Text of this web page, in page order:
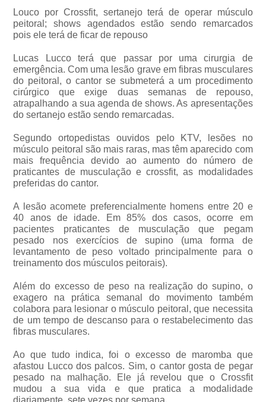
Louco por Crossfit, sertanejo terá de operar músculo
peitoral; shows agendados estão sendo remarcados
pois ele terá de ficar de repouso
Lucas Lucco terá que passar por uma cirurgia de
emergência. Com uma lesão grave em fibras musculares
do peitoral, o cantor se submeterá a um procedimento
cirúrgico que exige duas semanas de repouso,
atrapalhando a sua agenda de shows. As apresentações
do sertanejo estão sendo remarcadas.
Segundo ortopedistas ouvidos pelo KTV, lesões no
músculo peitoral são mais raras, mas têm aparecido com
mais frequência devido ao aumento do número de
praticantes de musculação e crossfit, as modalidades
preferidas do cantor.
A lesão acomete preferencialmente homens entre 20 e
40 anos de idade. Em 85% dos casos, ocorre em
pacientes praticantes de musculação que pegam
pesado nos exercícios de supino (uma forma de
levantamento de peso voltado principalmente para o
treinamento dos músculos peitorais).
Além do excesso de peso na realização do supino, o
exagero na prática semanal do movimento também
colabora para lesionar o músculo peitoral, que necessita
de um tempo de descanso para o restabelecimento das
fibras musculares.
Ao que tudo indica, foi o excesso de maromba que
afastou Lucco dos palcos. Sim, o cantor gosta de pegar
pesado na malhação. Ele já revelou que o Crossfit
mudou a sua vida e que pratica a modalidade
diariamente, sete vezes por semana.